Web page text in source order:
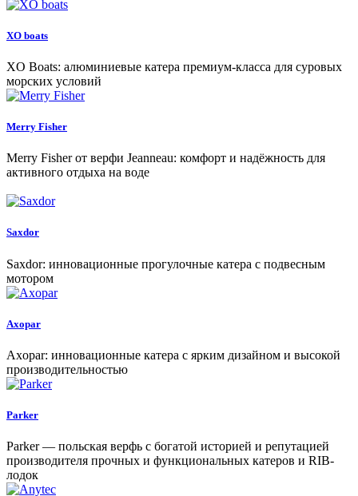
XO boats
XO Boats: алюминиевые катера премиум-класса для суровых
морских условий
Merry Fisher
Merry Fisher от верфи Jeanneau: комфорт и надёжность для
активного отдыха на воде
Saxdor
Saxdor: инновационные прогулочные катера с подвесным
мотором
Axopar
Axopar: инновационные катера с ярким дизайном и высокой
производительностью
Parker
Parker — польская верфь с богатой историей и репутацией
производителя прочных и функциональных катеров и RIB-
лодок